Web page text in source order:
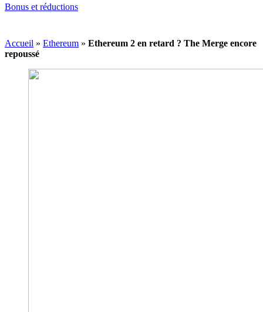
Bonus et réductions
Accueil » Ethereum » Ethereum 2 en retard ? The Merge encore
repoussé